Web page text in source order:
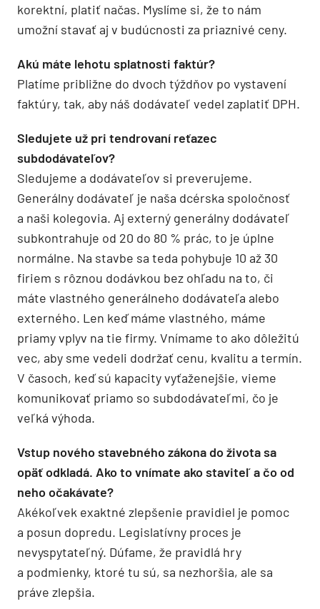
korektní, platiť načas. Myslíme si, že to nám
umožní stavať aj v budúcnosti za priaznivé ceny.
Akú máte lehotu splatnosti faktúr?
Platíme približne do dvoch týždňov po vystavení
faktúry, tak, aby náš dodávateľ vedel zaplatiť DPH.
Sledujete už pri tendrovaní reťazec
subdodávateľov?
Sledujeme a dodávateľov si preverujeme.
Generálny dodávateľ je naša dcérska spoločnosť
a naši kolegovia. Aj externý generálny dodávateľ
subkontrahuje od 20 do 80 % prác, to je úplne
normálne. Na stavbe sa teda pohybuje 10 až 30
firiem s rôznou dodávkou bez ohľadu na to, či
máte vlastného generálneho dodávateľa alebo
externého. Len keď máme vlastného, máme
priamy vplyv na tie firmy. Vnímame to ako dôležitú
vec, aby sme vedeli dodržať cenu, kvalitu a termín.
V časoch, keď sú kapacity vyťaženejšie, vieme
komunikovať priamo so subdodávateľmi, čo je
veľká výhoda.
Vstup nového stavebného zákona do života sa
opäť odkladá. Ako to vnímate ako staviteľ a čo od
neho očakávate?
Akékoľvek exaktné zlepšenie pravidiel je pomoc
a posun dopredu. Legislatívny proces je
nevyspytateľný. Dúfame, že pravidlá hry
a podmienky, ktoré tu sú, sa nezhoršia, ale sa
práve zlepšia.